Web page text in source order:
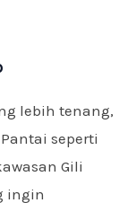
lebih tenang,
seperti
Gili
ingin